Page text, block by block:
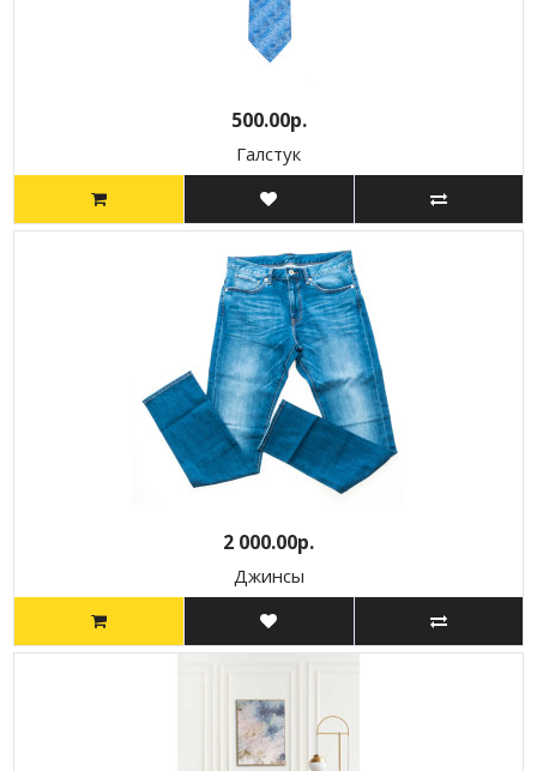
500.00р.
Галстук
2 000.00р.
Джинсы